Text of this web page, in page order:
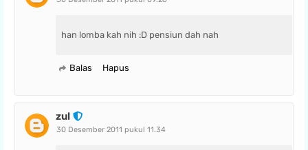
han lomba kah nih :D pensiun dah nah
Balas Hapus
zul
30 Desember 2011 pukul 11.34